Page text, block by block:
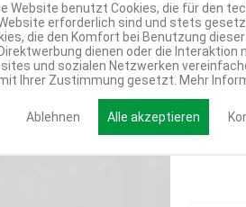
Website benutzt Cookies, die für den
erforderlich sind und stets
die den Komfort bei Benutzung
dienen oder die Interaktion
und sozialen Netzwerken
Ihrer Zustimmung gesetzt. Mehr
Ablehnen Alle akzeptieren